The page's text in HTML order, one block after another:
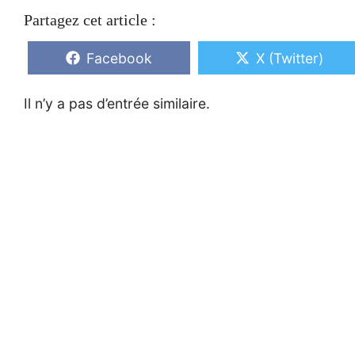
Partagez cet article :
Share
on
Facebook
Share
on
X (Twitter)
Il n’y a pas d’entrée similaire.